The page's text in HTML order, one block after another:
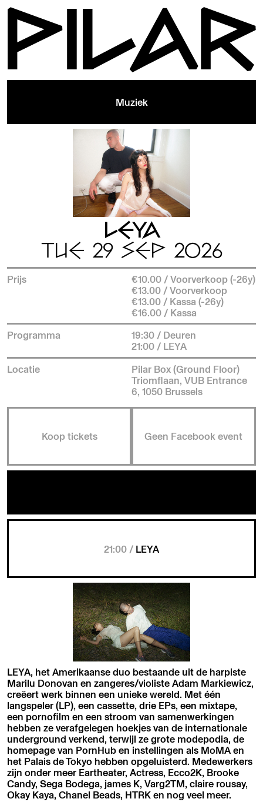
Muziek
LEYA
TUE 29 SEP 2026
Prijs
€10.00 / Voorverkoop (-26y)
€13.00 / Voorverkoop
€13.00 / Kassa (-26y)
€16.00 / Kassa
Programma
19:30 / Deuren
21:00 / LEYA
Locatie
Pilar Box (Ground Floor)
Triomflaan, VUB Entrance
6, 1050 Brussels
Koop tickets Geen Facebook event
21:00 / LEYA
LEYA, het Amerikaanse duo bestaande uit de harpiste
Marilu Donovan en zangeres/violiste Adam Markiewicz,
creëert werk binnen een unieke wereld. Met één
langspeler (LP), een cassette, drie EPs, een mixtape,
een pornofilm en een stroom van samenwerkingen
hebben ze verafgelegen hoekjes van de internationale
underground verkend, terwijl ze grote modepodia, de
homepage van PornHub en instellingen als MoMA en
het Palais de Tokyo hebben opgeluisterd. Medewerkers
zijn onder meer Eartheater, Actress, Ecco2K, Brooke
Candy, Sega Bodega, james K, Varg2TM, claire rousay,
Okay Kaya, Chanel Beads, HTRK en nog veel meer.